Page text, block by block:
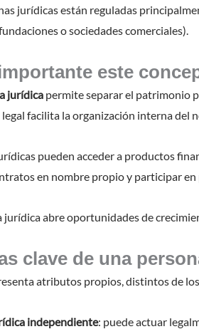
jurídicas están reguladas
o sociedades comerciales).
este
jurídica permite separar el patrimonio
facilita la organización interna del
pueden acceder a productos
en nombre propio y participar
jurídica abre oportunidades de
clave de una
atributos propios, distintos de
independiente: puede actuar